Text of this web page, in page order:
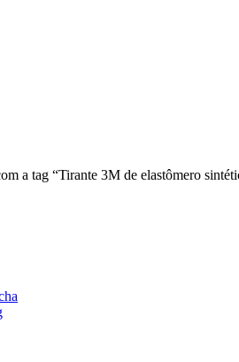
a tag “Tirante 3M de elastômero